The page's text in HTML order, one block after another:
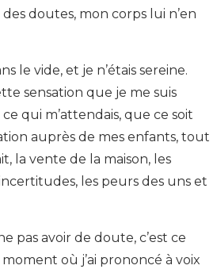
doutes, mon corps lui n’en
le vide, et je n’étais sereine.
sensation que je me suis
qui m’attendais, que ce soit
auprès de mes enfants, tout
la vente de la maison, les
les peurs des uns et
pas avoir de doute, c’est ce
où j’ai prononcé à voix